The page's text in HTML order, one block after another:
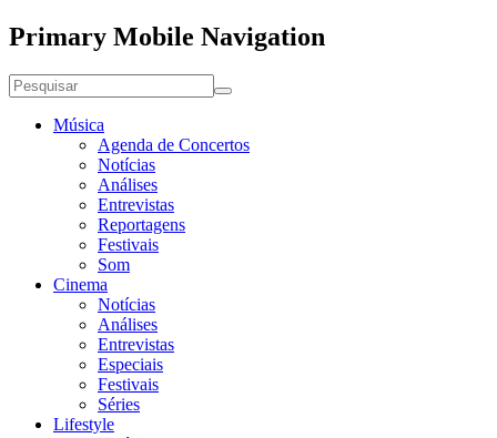
Primary Mobile Navigation
Música
Agenda de Concertos
Notícias
Análises
Entrevistas
Reportagens
Festivais
Som
Cinema
Notícias
Análises
Entrevistas
Especiais
Festivais
Séries
Lifestyle